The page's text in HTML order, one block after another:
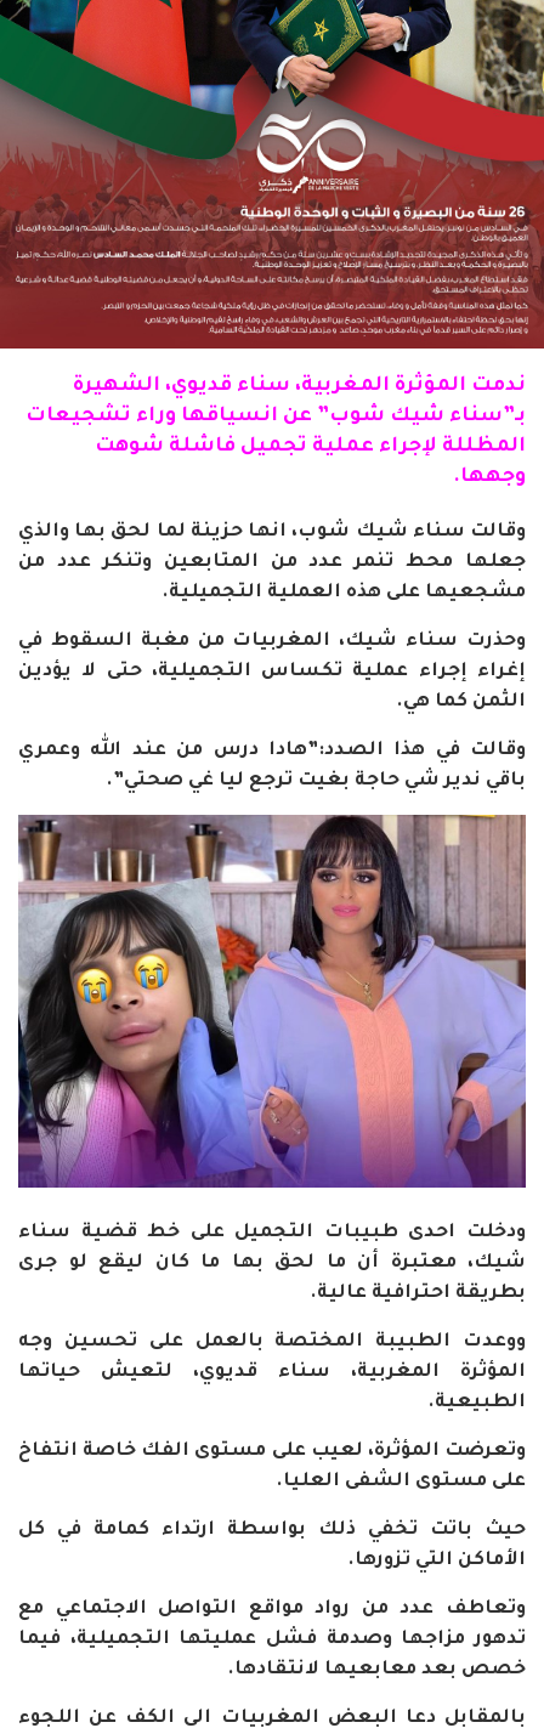
ندمت المؤثرة المغربية، سناء قديوي، الشهيرة
بـ”سناء شيك شوب” عن انسياقها وراء تشجيعات
المظللة لإجراء عملية تجميل فاشلة شوهت
وجهها.
وقالت سناء شيك شوب، انها حزينة لما لحق بها والذي
جعلها محط تنمر عدد من المتابعين وتنكر عدد من
مشجعيها على هذه العملية التجميلية.
وحذرت سناء شيك، المغربيات من مغبة السقوط في
إغراء إجراء عملية تكساس التجميلية، حتى لا يؤدين
الثمن كما هي.
وقالت في هذا الصدد:”هادا درس من عند الله وعمري
باقي ندير شي حاجة بغيت ترجع ليا غي صحتي”.
ودخلت احدى طبيبات التجميل على خط قضية سناء
شيك، معتبرة أن ما لحق بها ما كان ليقع لو جرى
بطريقة احترافية عالية.
ووعدت الطبيبة المختصة بالعمل على تحسين وجه
المؤثرة المغربية، سناء قديوي، لتعيش حياتها
الطبيعية.
وتعرضت المؤثرة، لعيب على مستوى الفك خاصة انتفاخ
على مستوى الشفى العليا.
حيث باتت تخفي ذلك بواسطة ارتداء كمامة في كل
الأماكن التي تزورها.
وتعاطف عدد من رواد مواقع التواصل الاجتماعي مع
تدهور مزاجها وصدمة فشل عمليتها التجميلية، فيما
خصص بعد معابعيها لانتقادها.
بالمقابل دعا البعض المغربيات الى الكف عن اللجوء